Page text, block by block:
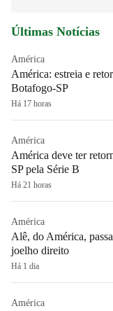
Últimas Notícias
América
América: estreia e
Botafogo-SP
Há 17 horas
América
América deve ter
SP pela Série B
Há 21 horas
América
Alê, do América,
joelho direito
Há 1 dia
América